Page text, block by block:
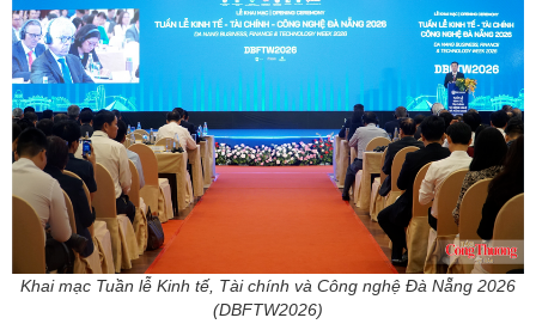
Khai mạc Tuần lễ Kinh tế, Tài chính và Công nghệ Đà Nẵng 2026
(DBFTW2026)